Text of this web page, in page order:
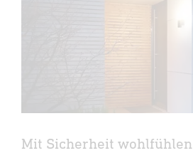
Mit Sicherheit wohlfühlen